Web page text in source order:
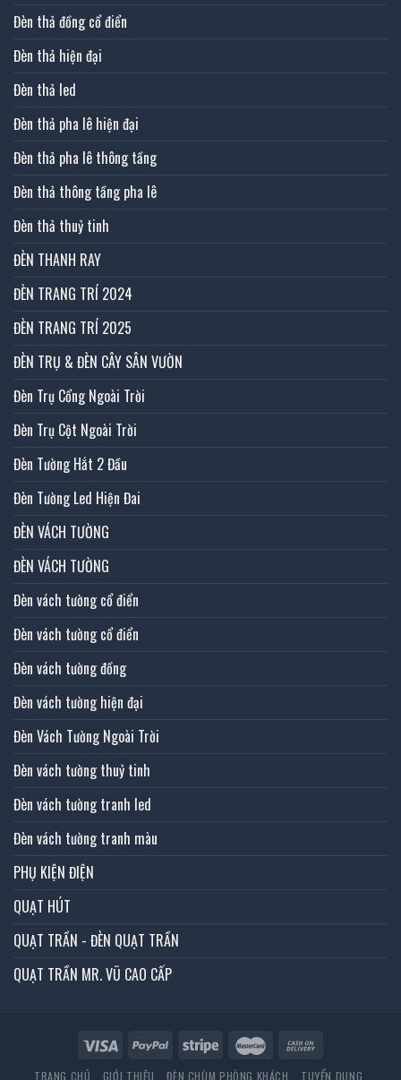
Đèn thả đồng cổ điển
Đèn thả hiện đại
Đèn thả led
Đèn thả pha lê hiện đại
Đèn thả pha lê thông tầng
Đèn thả thông tầng pha lê
Đèn thả thuỷ tinh
ĐÈN THANH RAY
ĐÈN TRANG TRÍ 2024
ĐÈN TRANG TRÍ 2025
ĐÈN TRỤ & ĐÈN CÂY SÂN VƯỜN
Đèn Trụ Cổng Ngoài Trời
Đèn Trụ Cột Ngoài Trời
Đèn Tường Hắt 2 Đầu
Đèn Tường Led Hiện Đai
ĐÈN VÁCH TƯỜNG
ĐÈN VÁCH TƯỜNG
Đèn vách tường cổ điển
Đèn vách tường cổ điển
Đèn vách tường đồng
Đèn vách tường hiện đại
Đèn Vách Tường Ngoài Trời
Đèn vách tường thuỷ tinh
Đèn vách tường tranh led
Đèn vách tường tranh màu
PHỤ KIỆN ĐIỆN
QUẠT HÚT
QUẠT TRẦN - ĐÈN QUẠT TRẦN
QUẠT TRẦN MR. VŨ CAO CẤP
TRANG CHỦ GIỚI THIỆU ĐÈN CHÙM PHÒNG KHÁCH TUYỂN DỤNG